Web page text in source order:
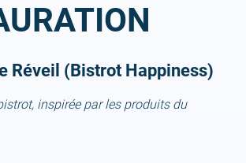
Réveil (Bistrot Happiness)
inspirée par les produits du